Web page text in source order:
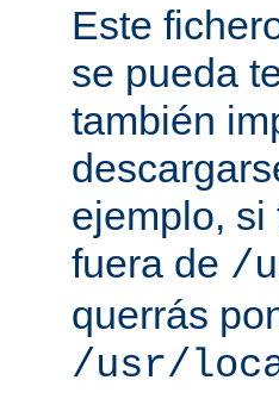
Este
se pueda
también
ejemplo, si
fuera de /
querrás
/usr/